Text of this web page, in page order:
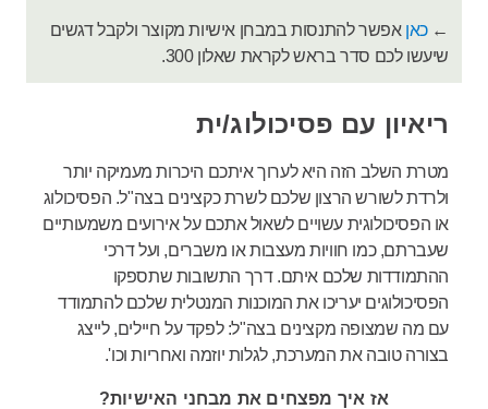
←כאן אפשר להתנסות במבחן אישיות מקוצר ולקבל דגשים
שיעשו לכם סדר בראש לקראת שאלון 300.
ריאיון עם פסיכולוג/ית
מטרת השלב הזה היא לערוך איתכם היכרות מעמיקה יותר
ולרדת לשורש הרצון שלכם לשרת כקצינים בצה"ל. הפסיכולוג
או הפסיכולוגית עשויים לשאול אתכם על אירועים משמעותיים
שעברתם, כמו חוויות מעצבות או משברים, ועל דרכי
ההתמודדות שלכם איתם.דרך התשובות שתספקו
הפסיכולוגים יעריכו את המוכנות המנטלית שלכם להתמודד
עם מה שמצופה מקצינים בצה"ל: לפקד על חיילים, לייצג
בצורה טובה את המערכת, לגלות יוזמה ואחריות וכו'.
אז איך מפצחים את מבחני האישיות?